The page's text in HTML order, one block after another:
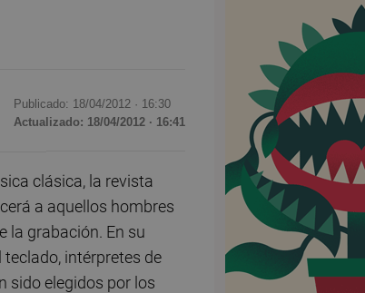
Publicado: 18/04/2012 · 16:30
Actualizado: 18/04/2012 · 16:41
clásica, la revista
a aquellos hombres
la grabación. En su
intérpretes de
sido elegidos por los